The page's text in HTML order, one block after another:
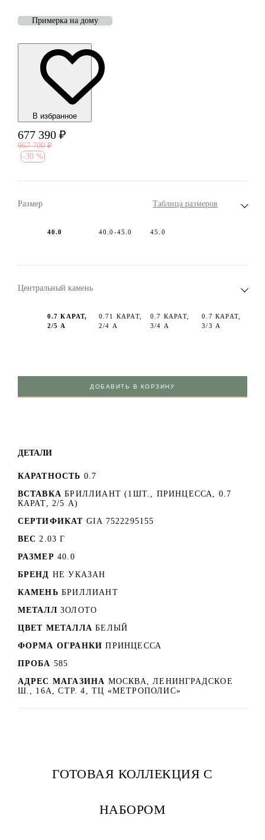
Примерка на дому
В избранноe
677 390 ₽
967 700 ₽
-30 %
Размер Таблица размеров
40.0 40.0-45.0 45.0
Центральный камень
0.7 КАРАТ,
2/5 А
0.71 КАРАТ,
2/4 А
0.7 КАРАТ,
3/4 А
0.7 КАРАТ,
3/3 А
ДОБАВИТЬ В КОРЗИНУ
ДЕТАЛИ
КАРАТНОСТЬ 0.7
ВСТАВКА БРИЛЛИАНТ (1ШТ., ПРИНЦЕССА, 0.7
КАРАТ, 2/5 А)
СЕРТИФИКАТ GIA 7522295155
ВЕС 2.03 Г
РАЗМЕР 40.0
БРЕНД НЕ УКАЗАН
КАМЕНЬ БРИЛЛИАНТ
МЕТАЛЛ ЗОЛОТО
ЦВЕТ МЕТАЛЛА БЕЛЫЙ
ФОРМА ОГРАНКИ ПРИНЦЕССА
ПРОБА 585
АДРЕС МАГАЗИНА МОСКВА, ЛЕНИНГРАДСКОЕ
Ш., 16А, СТР. 4, ТЦ «МЕТРОПОЛИС»
ГОТОВАЯ КОЛЛЕКЦИЯ С
НАБОРОМ